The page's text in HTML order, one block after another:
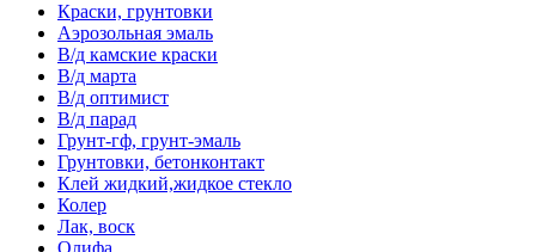
Краски, грунтовки
Аэрозольная эмаль
В/д камские краски
В/д марта
В/д оптимист
В/д парад
Грунт-гф, грунт-эмаль
Грунтовки, бетонконтакт
Клей жидкий,жидкое стекло
Колер
Лак, воск
Олифа